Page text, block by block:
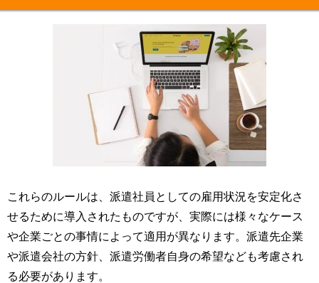
これらのルールは、派遣社員としての雇用状況を安定化さ
せるために導入されたものですが、実際には様々なケース
や企業ごとの事情によって適用が異なります。派遣先企業
や派遣会社の方針、派遣労働者自身の希望なども考慮され
る必要があります。